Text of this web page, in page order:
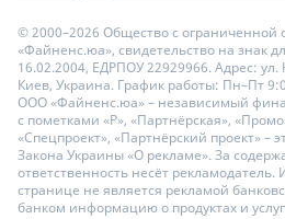
© 2000–2026 Общество с ограниченной
«Файненс.юа», свидетельство на знак
16.02.2004, ЕДРПОУ 22929966. Адрес:
Киев, Украина. График работы: Пн–Пт
ООО «Файненс.юа» – независимый
с пометками «Р», «Партнёрская»,
«Спецпроект», «Партнёрский проект» –
Закона Украины «О рекламе». За
ответственность несёт
странице не является рекламой
банком информацию о продуктах и